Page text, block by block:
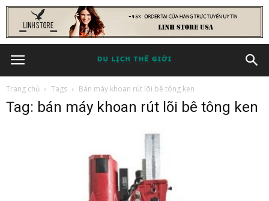
Trang chủ Tags Bán máy khoan rút lõi bê tông ken
Tag: bán máy khoan rút lõi bê tông ken